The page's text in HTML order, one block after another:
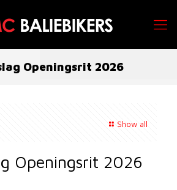
Openingsrit 2026
Show all
Openingsrit 2026